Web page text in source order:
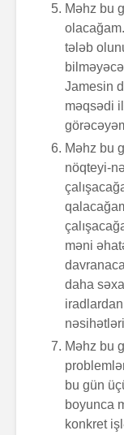
Məhz bu
tələb
Jamesin
məqsədi
Məhz bu
nöqteyi-
məni
daha
Məhz bu
bu gün
boyunca
konkret